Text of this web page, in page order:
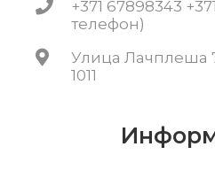
+371 67898343
телефон)
Улица Лачплеша
1011